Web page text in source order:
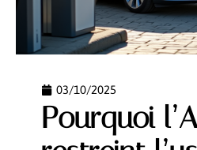
03/10/2025
Pourquoi